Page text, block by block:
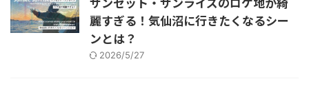
麗すぎる！気仙沼に行きたくなるシー
ンとは？
2026/5/27